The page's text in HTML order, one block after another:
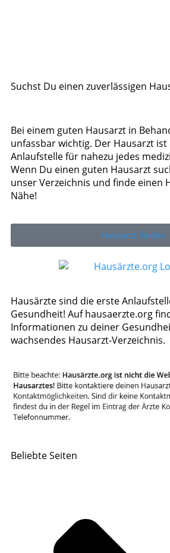
Suchst Du einen zuverlässigen
Bei einem guten Hausarzt in
unfassbar wichtig. Der Hausarzt
Anlaufstelle für nahezu jedes
Wenn Du einen guten Hausarzt
unser Verzeichnis und finde einen
Nähe!
Hausarzt finden
Hausärzte sind die erste
Gesundheit! Auf hausaerzte.org
Informationen zu deiner
wachsendes Hausarzt-Verzeichnis.
Beliebte Seiten